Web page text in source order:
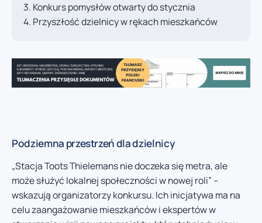
Konkurs pomysłów otwarty do stycznia
Przyszłość dzielnicy w rękach mieszkańców
Podziemna przestrzeń dla dzielnicy
„Stacja Toots Thielemans nie doczeka się metra, ale
może służyć lokalnej społeczności w nowej roli” –
wskazują organizatorzy konkursu. Ich inicjatywa ma na
celu zaangażowanie mieszkańców i ekspertów w